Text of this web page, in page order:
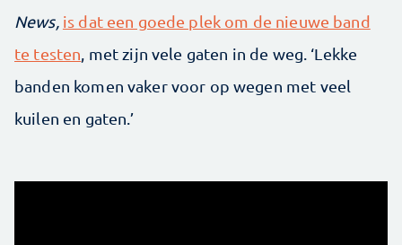
News, is dat een goede plek om de nieuwe band
te testen , met zijn vele gaten in de weg. ‘Lekke
banden komen vaker voor op wegen met veel
kuilen en gaten.’